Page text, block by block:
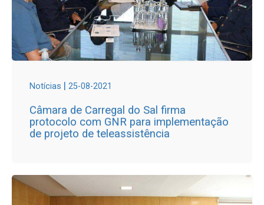
Notícias | 25-08-2021
Câmara de Carregal do Sal firma
protocolo com GNR para implementação
de projeto de teleassistência